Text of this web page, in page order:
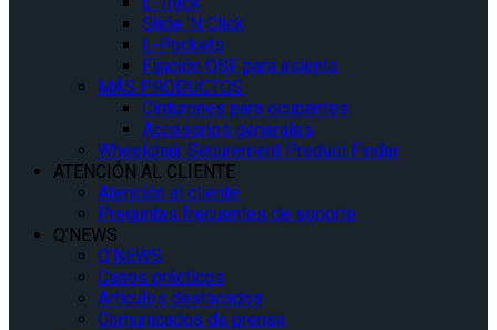
Slide ‘N Click
L-Pockets
Fijación QSF para asiento
MÁS PRODUCTOS
Cinturones para ocupantes
Accesorios generales
Wheelchair Securement Product Finder
ATENCIÓN AL CLIENTE
Atención al cliente
Preguntas frecuentes de soporte
Q’NEWS
Q’NEWS
Casos prácticos
Artículos destacados
Comunicados de prensa